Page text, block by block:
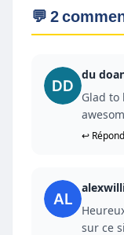
💬 2
du
Glad to
↩
sur ce